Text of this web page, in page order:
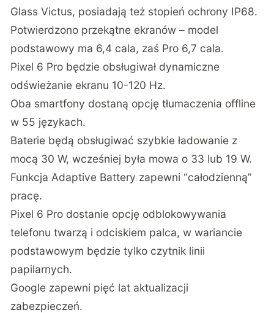
Glass Victus, posiadają też stopień ochrony IP68.
Potwierdzono przekątne ekranów – model
podstawowy ma 6,4 cala, zaś Pro 6,7 cala.
Pixel 6 Pro będzie obsługiwał dynamiczne
odświeżanie ekranu 10-120 Hz.
Oba smartfony dostaną opcję tłumaczenia offline
w 55 językach.
Baterie będą obsługiwać szybkie ładowanie z
mocą 30 W, wcześniej była mowa o 33 lub 19 W.
Funkcja Adaptive Battery zapewni “całodzienną”
pracę.
Pixel 6 Pro dostanie opcję odblokowywania
telefonu twarzą i odciskiem palca, w wariancie
podstawowym będzie tylko czytnik linii
papilarnych.
Google zapewni pięć lat aktualizacji
zabezpieczeń.